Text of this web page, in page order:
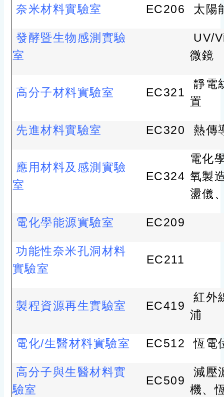
奈米材料實驗室 EC206 太陽
發酵暨生物感測實驗
室
UV/
微鏡
高分子材料實驗室 EC321
靜電
置
先進材料實驗室 EC320 熱傳
應用材料及感測實驗
室
EC324
電化
氧製
盪儀
電化學能源實驗室 EC209
功能性奈米孔洞材料
實驗室
EC211
製程資源再生實驗室 EC419
紅外
浦
電化/生醫材料實驗室 EC512 恆電
高分子與生醫材料實
驗室
EC509
減壓
機、